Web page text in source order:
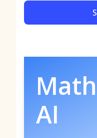
AI